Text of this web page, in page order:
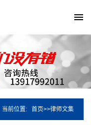
当前位置: 首页>>律师文集